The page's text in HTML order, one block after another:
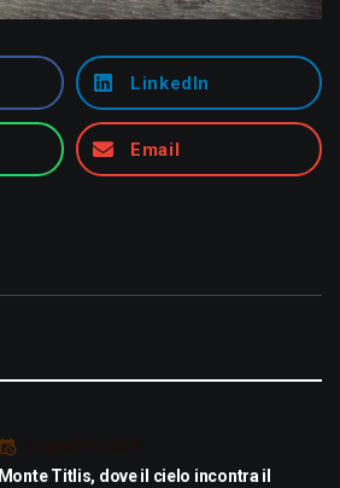
LinkedIn
Email
Luglio 29, 2026
Monte Titlis, dove il cielo incontra il